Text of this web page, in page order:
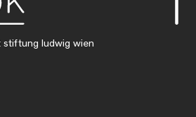
stiftung ludwig wien